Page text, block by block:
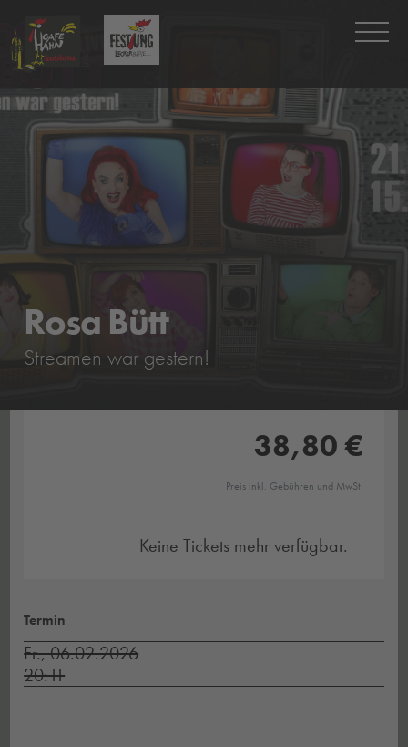
Rosa Bütt
Streamen war gestern!
38,80 €
Preis inkl. Gebühren und MwSt.
Keine Tickets mehr verfügbar.
Termin
Fr., 06.02.2026
20:11